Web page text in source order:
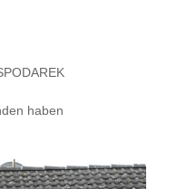
haben